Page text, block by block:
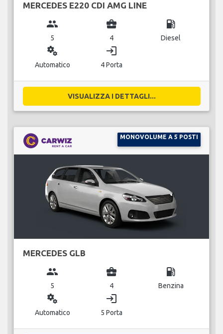
MERCEDES E220 CDI AMG LINE
group
5
business_center
4
local_gas_station
Diesel
miscellaneous_services
Automatico
login
4 Porta
VISUALIZZA I DETTAGLI...
MONOVOLUME A 5 POSTI
MERCEDES GLB
group
5
business_center
4
local_gas_station
Benzina
miscellaneous_services
Automatico
login
5 Porta